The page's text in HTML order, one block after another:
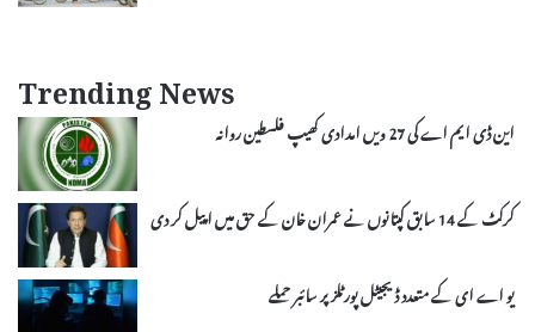
Trending News
این ڈی ایم اے کی 27 ویں امدادی کھیپ فلسطین روانہ
کرکٹ کے 14 سابق کپتانوں نے عمران خان کے حق میں اپیل کر دی
یو اے ای کے متعدد ڈیجیٹل پورٹلز پر سائبر حملے